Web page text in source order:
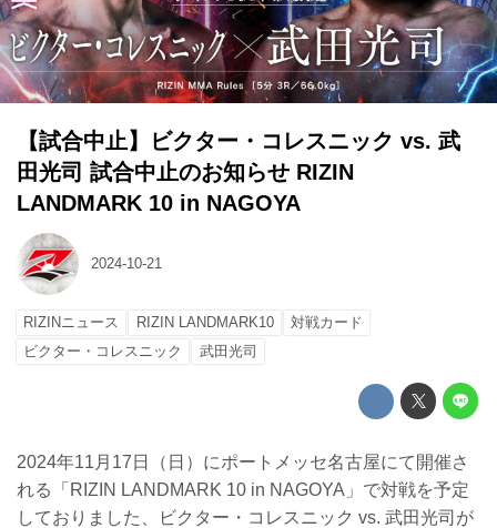
【試合中止】ビクター・コレスニック vs. 武
田光司 試合中止のお知らせ RIZIN
LANDMARK 10 in NAGOYA
2024-10-21
RIZINニュース RIZIN LANDMARK10
対戦カード
ビクター・コレスニック
武田光司
2024年11月17日（日）にポートメッセ名古屋にて開催さ
れる「RIZIN LANDMARK 10 in NAGOYA」で対戦を予定
しておりました、ビクター・コレスニック vs. 武田光司が